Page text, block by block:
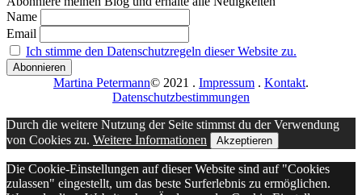
Name
Email
Ich stimme den Datenschutzregeln dieser Website zu.
Martina Petermann© 2021 . Impressum . Kontakt.
Datenschutzbestimmungen
Durch die weitere Nutzung der Seite stimmst du der Verwendung
von Cookies zu. Weitere Informationen Akzeptieren
Die Cookie-Einstellungen auf dieser Website sind auf "Cookies
zulassen" eingestellt, um das beste Surferlebnis zu ermöglichen.